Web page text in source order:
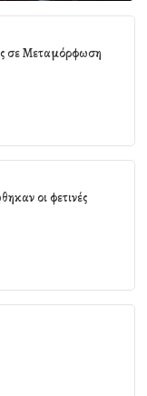
σε Μεταμόρφωση
οι φετινές